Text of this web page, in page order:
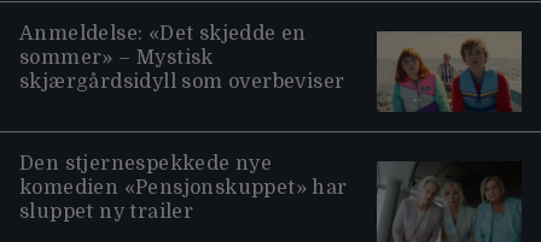
Anmeldelse: «Det skjedde en
sommer» – Mystisk
skjærgårdsidyll som overbeviser
Den stjernespekkede nye
komedien «Pensjonskuppet» har
sluppet ny trailer